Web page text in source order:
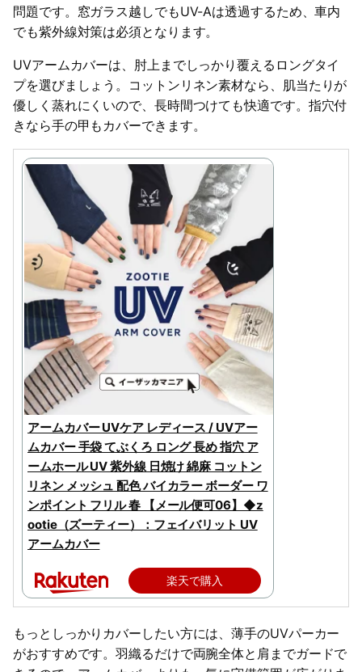
問題です。窓ガラス越しでもUV-Aは透過するため、車内
でも紫外線対策は必須となります。
UVアームカバーは、肘上までしっかり覆えるロングタイ
プを選びましょう。コットンリネン素材なら、肌当たりが
優しく蒸れにくいので、長時間つけても快適です。指穴付
きなら手の甲もカバーできます。
アームカバー UVケア レディース / UVアー
ムカバー 手袋 てぶくろ ロング 長め 指穴 ア
ームホール UV 紫外線 日焼け 綿麻 コットン
リネン メッシュ 配色 バイカラー ボーダー ワ
ンポイント フリル 春 【メール便可06】◆z
ootie（ズーティー）：フェイバリット UV
アームカバー
楽天で購入
もっとしっかりカバーしたい方には、薄手のUVパーカー
がおすすめです。羽織るだけで両腕全体と肩までガードで